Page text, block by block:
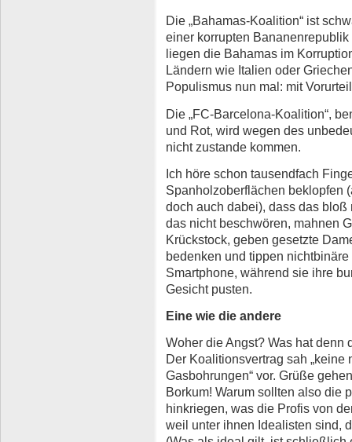
Die „Bahamas-Koalition“ ist
einer korrupten
liegen die Bahamas im
Ländern wie Italien oder
Populismus nun mal: mit
Die „FC-Barcelona-Koalition“,
und Rot, wird wegen des
nicht zustande kommen.
Ich höre schon tausendfach
Spanholzoberflächen beklopfen
doch auch dabei), dass das
das nicht beschwören, mahnen
Krückstock, geben gesetzte
bedenken und tippen
Smartphone, während sie ihre
Gesicht pusten.
Eine wie die andere
Woher die Angst? Was hat denn
Der Koalitionsvertrag sah
Gasbohrungen“ vor. Grüße
Borkum! Warum sollten also die
hinkriegen, was die Profis von
weil unter ihnen Idealisten sind,